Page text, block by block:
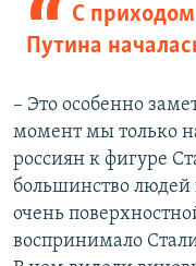
С
Путина
– Это особенно
момент мы только
россиян к фигуре
большинство людей
очень
воспринимало